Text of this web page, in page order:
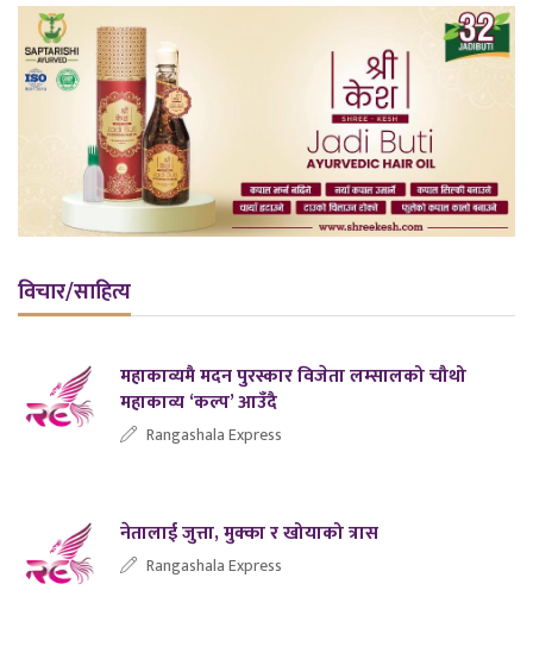
विचार/साहित्य
महाकाव्यमै मदन पुरस्कार विजेता लम्सालको चौथो
महाकाव्य ‘कल्प’ आउँदै
Rangashala Express
नेतालाई जुत्ता, मुक्का र खोयाको त्रास
Rangashala Express